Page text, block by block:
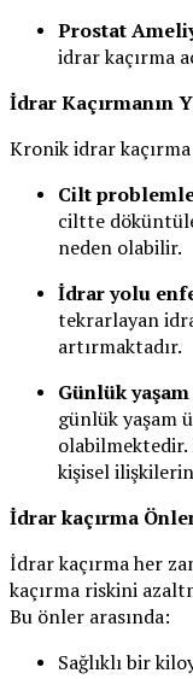
Prostat
idrar kaçırma
İdrar Kaçırmanın
Kronik idrar
Cilt
ciltte
neden olabilir.
İdrar yolu
tekrarlayan
artırmaktadır.
Günlük
günlük yaşam
olabilmektedir.
kişisel
İdrar kaçırma
İdrar kaçırma her
kaçırma riskini
Bu önler arasında:
Sağlıklı bir